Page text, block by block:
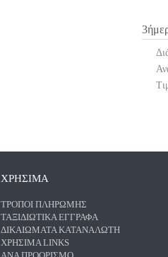
ΧΡΗΣΙΜΑ
ΤΡΌΠΟΙ ΠΛΗΡΩΜΉΣ
ΤΑΞΙΔΙΩΤΙΚΆ ΈΓΓΡΑΦΑ
ΔΙΚΑΙΏΜΑΤΑ ΚΑΤΑΝΑΛΩΤΉ
ΧΡΉΣΙΜΑ LINKS